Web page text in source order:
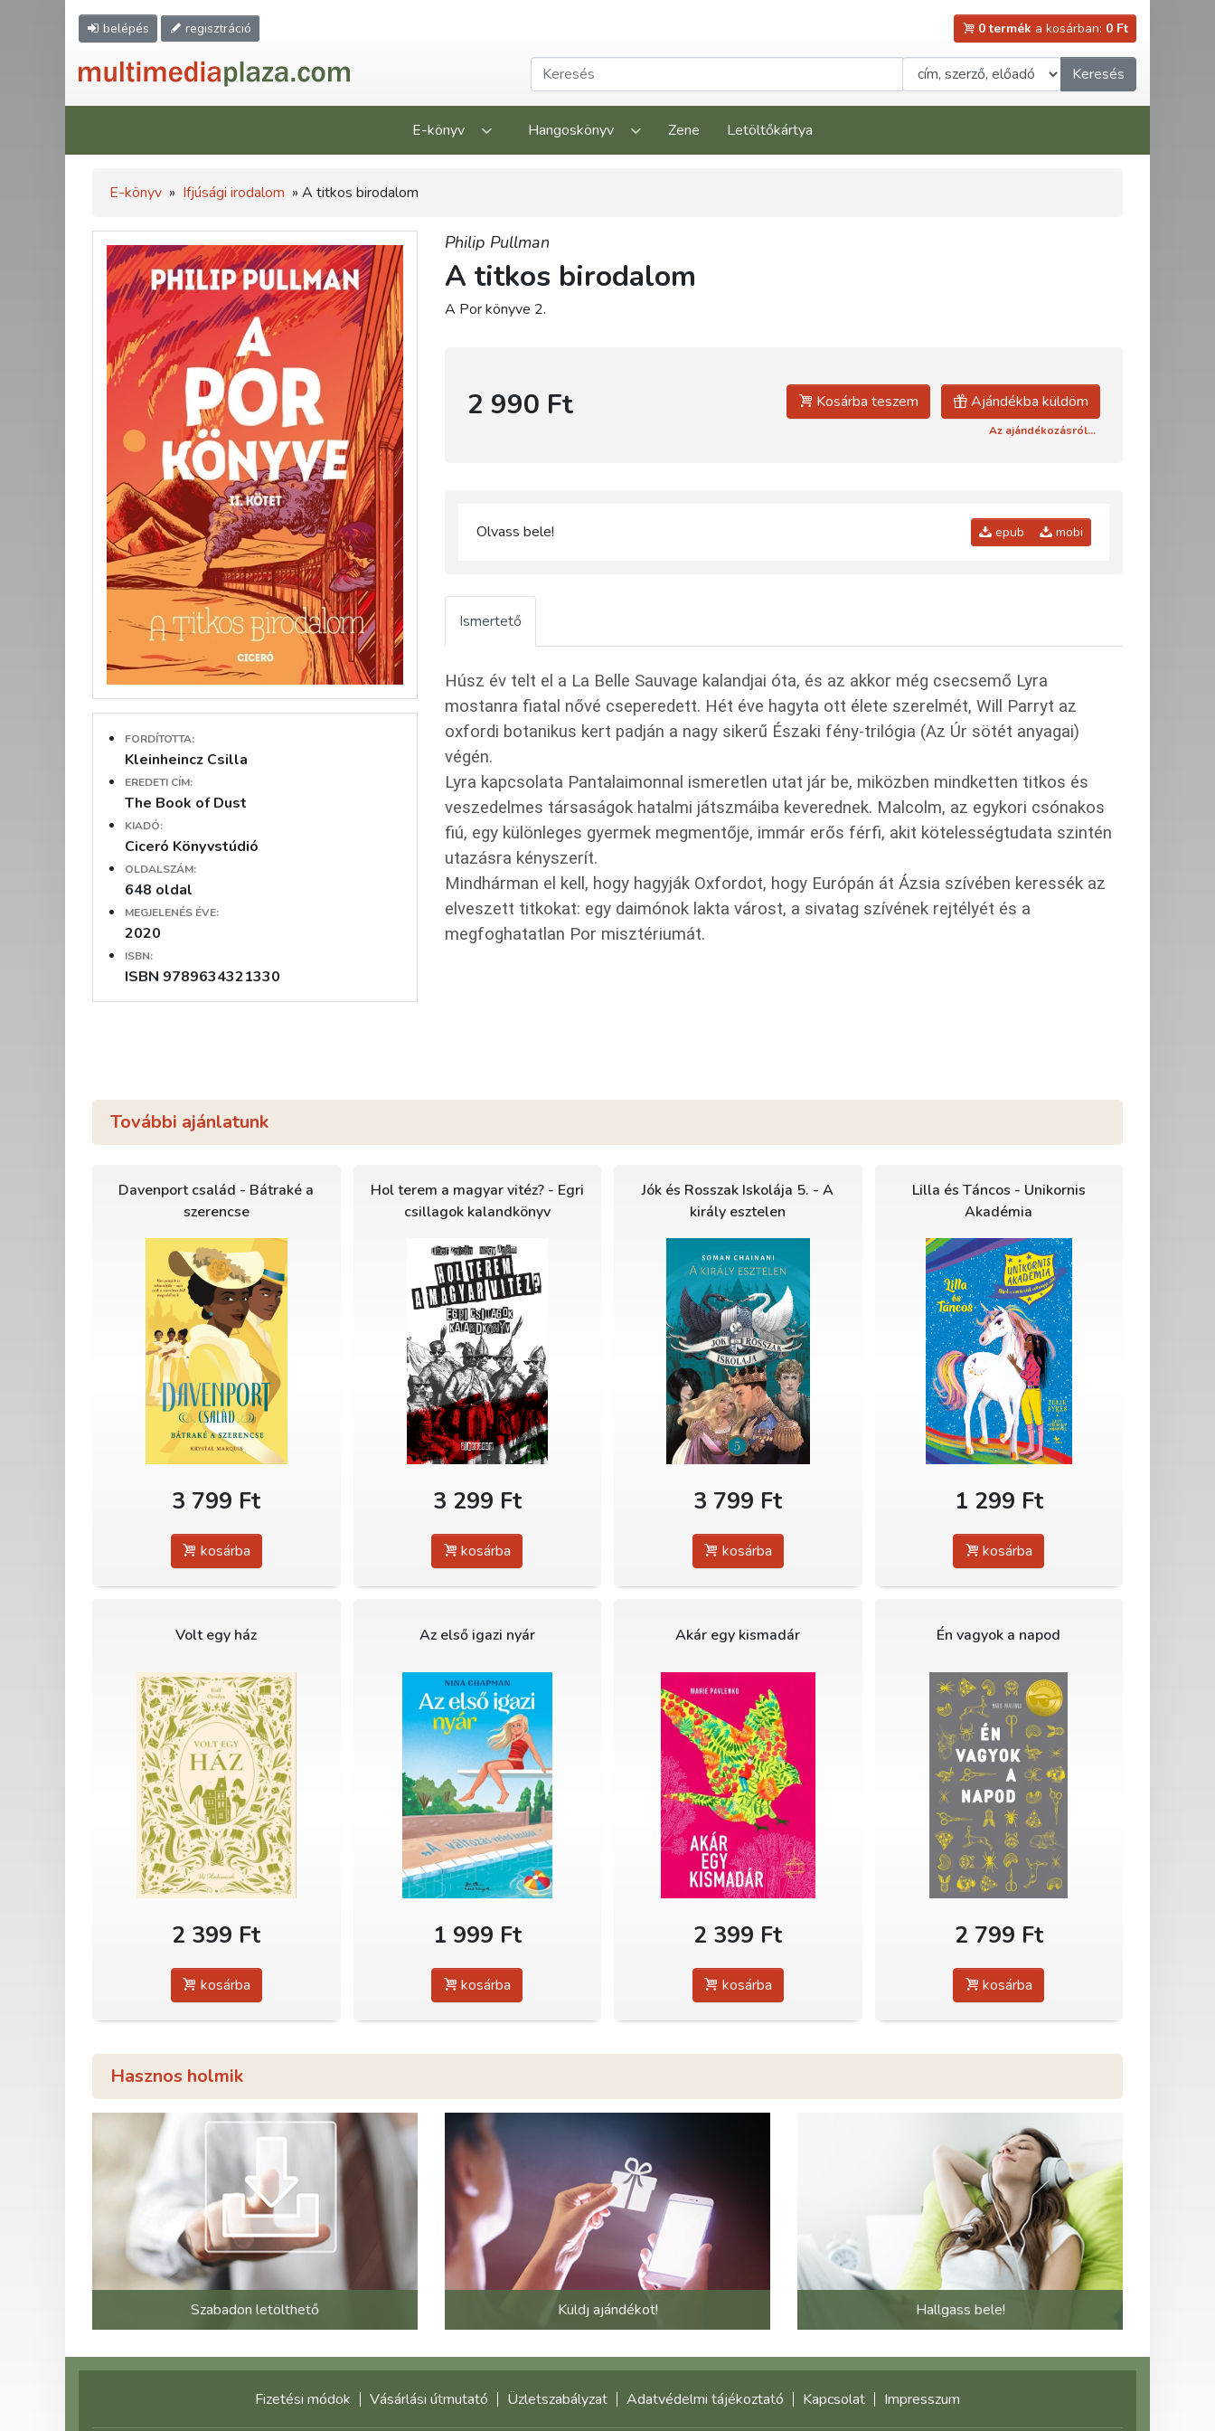
belépés regisztráció 0 termék a kosárban: 0 Ft
Keresés
E-könyv Hangoskönyv Zene Letöltőkártya
E-könyv » Ifjúsági irodalom » A titkos birodalom
FORDÍTOTTA:
Kleinheincz Csilla
EREDETI CÍM:
The Book of Dust
KIADÓ:
Ciceró Könyvstúdió
OLDALSZÁM:
648 oldal
MEGJELENÉS ÉVE:
2020
ISBN:
ISBN 9789634321330
Philip Pullman
A titkos birodalom
A Por könyve 2.
2 990 Ft Kosárba teszem Ajándékba küldöm
Az ajándékozásról...
Olvass bele! epub mobi
Ismertető
Húsz év telt el a La Belle Sauvage kalandjai óta, és az akkor még csecsemő Lyra
mostanra fiatal nővé cseperedett. Hét éve hagyta ott élete szerelmét, Will Parryt az
oxfordi botanikus kert padján a nagy sikerű Északi fény-trilógia (Az Úr sötét anyagai)
végén.
Lyra kapcsolata Pantalaimonnal ismeretlen utat jár be, miközben mindketten titkos és
veszedelmes társaságok hatalmi játszmáiba keverednek. Malcolm, az egykori csónakos
fiú, egy különleges gyermek megmentője, immár erős férfi, akit kötelességtudata szintén
utazásra kényszerít.
Mindhárman el kell, hogy hagyják Oxfordot, hogy Európán át Ázsia szívében keressék az
elveszett titkokat: egy daimónok lakta várost, a sivatag szívének rejtélyét és a
megfoghatatlan Por misztériumát.
További ajánlatunk
Davenport család - Bátraké a
szerencse
3 799 Ft
kosárba
Hol terem a magyar vitéz? - Egri
csillagok kalandkönyv
3 299 Ft
kosárba
Jók és Rosszak Iskolája 5. - A
király esztelen
3 799 Ft
kosárba
Lilla és Táncos - Unikornis
Akadémia
1 299 Ft
kosárba
Volt egy ház
2 399 Ft
kosárba
Az első igazi nyár
1 999 Ft
kosárba
Akár egy kismadár
2 399 Ft
kosárba
Én vagyok a napod
2 799 Ft
kosárba
Hasznos holmik
Szabadon letölthető Küldj ajándékot! Hallgass bele!
Fizetési módok Vásárlási útmutató Üzletszabályzat Adatvédelmi tájékoztató Kapcsolat Impresszum